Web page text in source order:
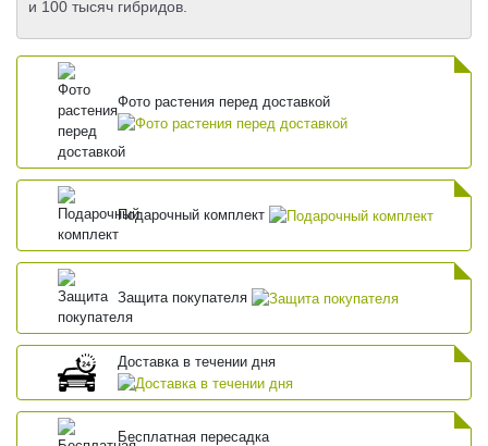
и 100 тысяч гибридов.
Фото растения перед доставкой
Подарочный комплект
Защита покупателя
Доставка в течении дня
Бесплатная пересадка